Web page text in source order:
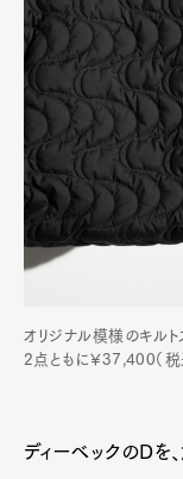
オリジナル模様のキルト
2点ともに¥37,400（税
ディーベックのDを